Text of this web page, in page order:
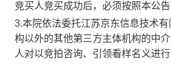
竞买人竞买成功后，必须按照本公
3.本院依法委托江苏京东信息技术
构以外的其他第三方主体机构的中
人对以竞拍咨询、引领看样名义进